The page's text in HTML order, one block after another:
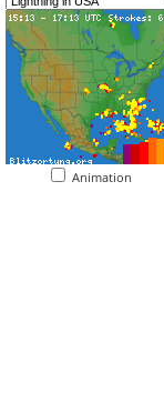
Animation